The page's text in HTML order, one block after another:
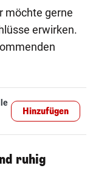
möchte gerne
erwirken.
Hinzufügen
ruhig